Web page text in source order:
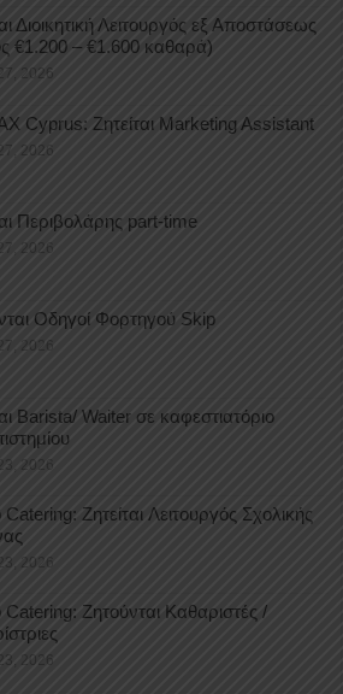
Διοικητική Λειτουργός εξ Αποστάσεως
€1.200 – €1.600 καθαρά)
2026
Cyprus: Ζητείται Marketing Assistant
2026
Περιβολάρης part-time
2026
Οδηγοί Φορτηγού Skip
2026
Barista/ Waiter σε καφεστιατόριο
2026
Ζητείται Λειτουργός Σχολικής
2026
Catering: Ζητούνται Καθαριστές /
2026